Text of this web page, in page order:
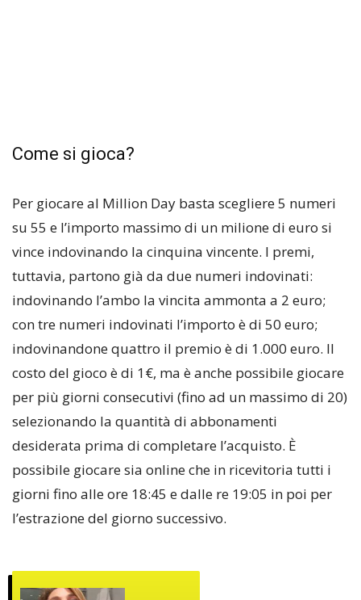
Come si gioca?
Per giocare al Million Day basta scegliere 5 numeri
su 55 e l’importo massimo di un milione di euro si
vince indovinando la cinquina vincente. I premi,
tuttavia, partono già da due numeri indovinati:
indovinando l’ambo la vincita ammonta a 2 euro;
con tre numeri indovinati l’importo è di 50 euro;
indovinandone quattro il premio è di 1.000 euro. Il
costo del gioco è di 1€, ma è anche possibile giocare
per più giorni consecutivi (fino ad un massimo di 20)
selezionando la quantità di abbonamenti
desiderata prima di completare l’acquisto. È
possibile giocare sia online che in ricevitoria tutti i
giorni fino alle ore 18:45 e dalle re 19:05 in poi per
l’estrazione del giorno successivo.